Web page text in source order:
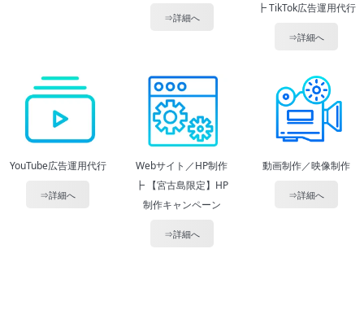
⇒詳細へ
┣ TikTok広告運用代行
⇒詳細へ
YouTube広告運用代行
⇒詳細へ
Webサイト／HP制作
┣ 【宮古島限定】HP
制作キャンペーン
⇒詳細へ
動画制作／映像制作
⇒詳細へ